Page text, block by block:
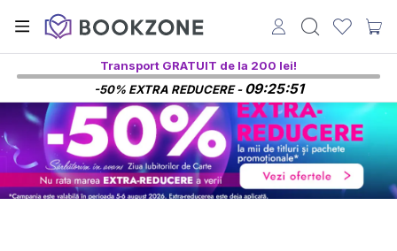
Transport GRATUIT de la 200 lei!
-50% EXTRA REDUCERE -09:25:51